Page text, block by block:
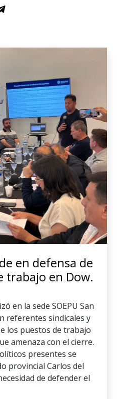
en defensa de
trabajo en Dow.
en la sede SOEPU San
referentes sindicales y
los puestos de trabajo
amenaza con el cierre.
presentes se
provincial Carlos del
de defender el